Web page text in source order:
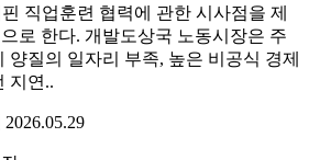
직업훈련 협력에 관한 시사점을 제
로 한다. 개발도상국 노동시장은 주
양질의 일자리 부족, 높은 비공식 경제
지연..
2026.05.29